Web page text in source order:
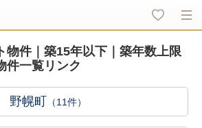
物件｜築15年以下｜築年数上限
件一覧リンク
野幌町 （11件）